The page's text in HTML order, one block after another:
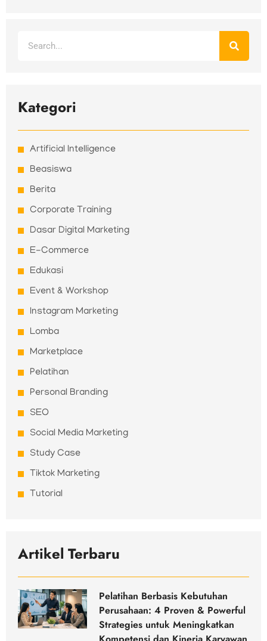
Kategori
Artificial Intelligence
Beasiswa
Berita
Corporate Training
Dasar Digital Marketing
E-Commerce
Edukasi
Event & Workshop
Instagram Marketing
Lomba
Marketplace
Pelatihan
Personal Branding
SEO
Social Media Marketing
Study Case
Tiktok Marketing
Tutorial
Artikel Terbaru
Pelatihan Berbasis Kebutuhan
Perusahaan: 4 Proven & Powerful
Strategies untuk Meningkatkan